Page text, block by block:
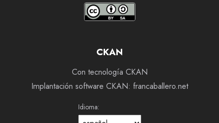
CKAN
Con tecnología CKAN
Implantación software CKAN: francaballero.net
Idioma